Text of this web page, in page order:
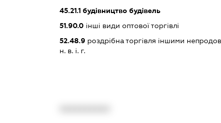
45.21.1 будівництво будівель
51.90.0 інші види оптової торгівлі
52.48.9 роздрібна торгівля іншими
н. в. і. г.